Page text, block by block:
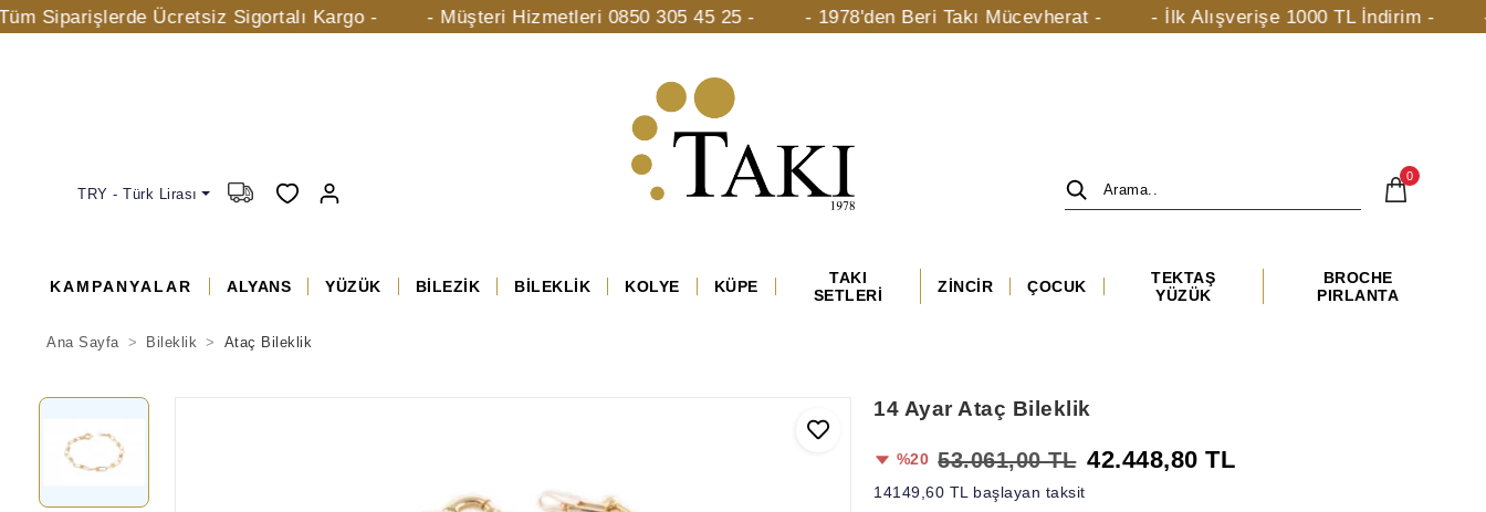
Ücretsiz Sigortalı Kargo - - Müşteri Hizmetleri 0850 305 45 25 - - 1978'den Beri Takı Mücevherat - - İlk Alışverişe 1000 TL İndirim - -
TRY - Türk Lirası
0
KAMPANYALAR ALYANS YÜZÜK BİLEZİK BİLEKLİK KOLYE KÜPE
TAKI
SETLERİ
ZİNCİR ÇOCUK
TEKTAŞ
YÜZÜK
BROCHE
PIRLANTA
Ana Sayfa Bileklik Ataç Bileklik
14 Ayar Ataç Bileklik
%20 53.061,00 TL 42.448,80 TL
14149,60 TL başlayan taksit